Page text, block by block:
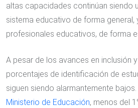
altas capacidades continúan siendo
sistema educativo de forma general,
profesionales educativos, de forma
A pesar de los avances en inclusión
porcentajes de identificación de
siguen siendo alarmantemente
Ministerio de Educación, menos del